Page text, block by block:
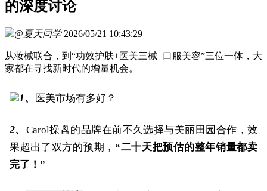
的深度讨论
@夏天同学 2026/05/21 10:43:29
从妆械联合，到“功效护肤+医美三械+口服美容”三位一体，大
家都在寻找新时代的增量机会。
1、 医美市场有多好？
2、 Carol操盘的品牌在前不久选择与美丽田园合作，效
果超出了双方的预期， “二十天把预估的整年销量都卖
完了！”